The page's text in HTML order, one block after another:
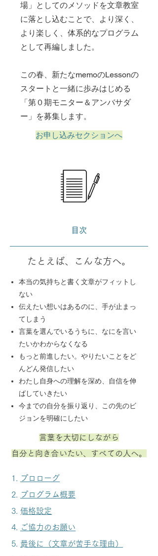
場」としてのメソッドを文章教室
に落とし込むことで、より深く、
より楽しく、体系的なプログラム
として再編しました。
この春、新たなmemoのLessonの
スタートと一緒に歩みはじめる
「第０期モニター＆アンバサダ
ー」を募集します。
お申し込みセクションへ
目次
​たとえば、こんな方へ。
本当の気持ちと書く文章がフィットし
ない
伝えたい想いはあるのに、手が止まっ
てしまう
言葉を選んでいるうちに、なにを言い
たいかわからなくなる
​もっと前進したい。やりたいことをど
んどん発信したい
わたし自身への理解を深め、自信を伸
ばしていきたい
​今までの自分を振り返り、この先のビ
ジョンを明確にしたい
言葉を大切にしながら
​自分と向き合いたい、すべての人へ。
プロローグ
プログラム概要
​価格設定
​ご協力のお願い
​最後に（文章が苦手な理由）